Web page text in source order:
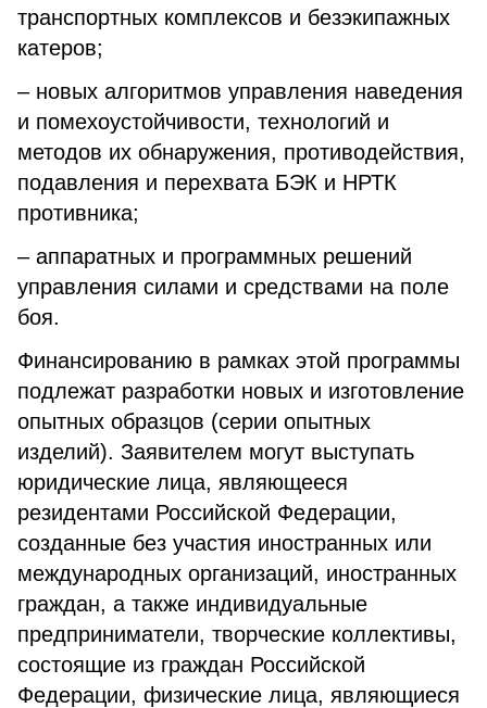
транспортных комплексов и безэкипажных
катеров;
– новых алгоритмов управления наведения
и помехоустойчивости, технологий и
методов их обнаружения, противодействия,
подавления и перехвата БЭК и НРТК
противника;
– аппаратных и программных решений
управления силами и средствами на поле
боя.
Финансированию в рамках этой программы
подлежат разработки новых и изготовление
опытных образцов (серии опытных
изделий). Заявителем могут выступать
юридические лица, являющееся
резидентами Российской Федерации,
созданные без участия иностранных или
международных организаций, иностранных
граждан, а также индивидуальные
предприниматели, творческие коллективы,
состоящие из граждан Российской
Федерации, физические лица, являющиеся